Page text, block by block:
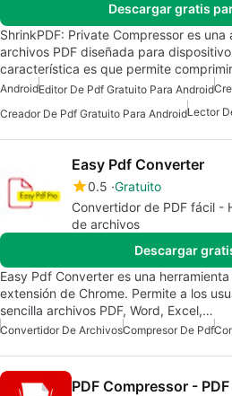
Descargar gratis
ShrinkPDF: Private Compressor es
archivos PDF diseñada para
característica es que permite
AndroidEditor De Pdf Gratuito Para Android
Creador De Pdf Gratuito Para AndroidLector
Easy Pdf Converter
0.5 Gratuito
Convertidor de PDF fácil -
de archivos
Descargar
Easy Pdf Converter es una
extensión de Chrome. Permite a los
sencilla archivos PDF, Word, Excel,…
Convertidor De ArchivosCompresor De Pdf
PDF Compressor -